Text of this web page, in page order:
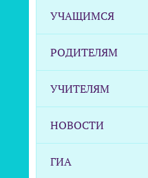
УЧАЩИМСЯ
РОДИТЕЛЯМ
УЧИТЕЛЯМ
НОВОСТИ
ГИА